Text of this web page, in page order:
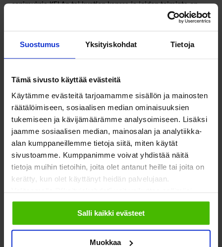
Suostumus Yksityiskohdat Tietoja
Tämä sivusto käyttää evästeitä
Käytämme evästeitä tarjoamamme sisällön ja mainosten
räätälöimiseen, sosiaalisen median ominaisuuksien
tukemiseen ja kävijämäärämme analysoimiseen. Lisäksi
jaamme sosiaalisen median, mainosalan ja analytiikka-
alan kumppaneillemme tietoja siitä, miten käytät
sivustoamme. Kumppanimme voivat yhdistää näitä
tietoja muihin tietoihin, joita olet antanut heille tai joita on
kerätty, kun olet käyttänyt heidän palvelujaan.
Valitsemalla "Yksityiskohdat" voit vaikuttaa sallimiisi
evästeisiin.
Salli kaikki evästeet
Muokkaa
sopimuksia KELAn tai kuntien kanssa ja joiden toiminta on
keskeytetty. Kiinteät kustannukset jatkuvat, mutta tuloja ei
ole. Osa kunnista on mahdollistanut toimintojen muutoksen
etäpalveluiksi, jolloin osa järjestöistä on pystynyt
sopeuttamaan toimintojaan.
terveydenhuollon järjestöjen kanssa.
”Järjestöt ovat kunnille merkittävä palveluiden
tuottaja. Ilman näitä palveluita kunnat eivät selviä.
Järjestöjen palvelutuotanto on turvattava tänä
hyvinvointi”, painottaa Kuntaliiton
varatoimitusjohtaja Hanna Tainio.